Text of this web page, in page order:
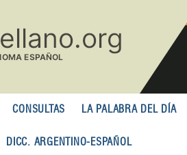
CONSULTAS LA PALABRA DEL DÍA
DICC. ARGENTINO-ESPAÑOL